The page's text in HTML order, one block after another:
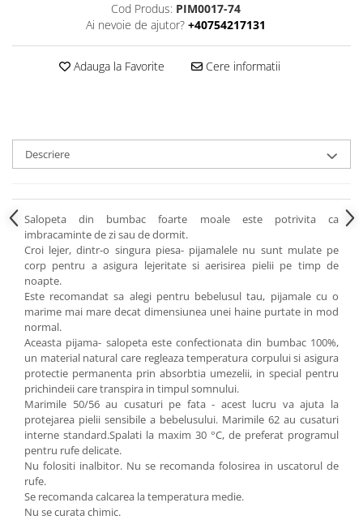
Cod Produs: PIM0017-74
Ai nevoie de ajutor? +40754217131
Adauga la Favorite Cere informatii
Descriere
Salopeta din bumbac foarte moale este potrivita ca
imbracaminte de zi sau de dormit.
Croi lejer, dintr-o singura piesa- pijamalele nu sunt mulate pe
corp pentru a asigura lejeritate si aerisirea pielii pe timp de
noapte.
Este recomandat sa alegi pentru bebelusul tau, pijamale cu o
marime mai mare decat dimensiunea unei haine purtate in mod
normal.
Aceasta pijama- salopeta este confectionata din bumbac 100%,
un material natural care regleaza temperatura corpului si asigura
protectie permanenta prin absorbtia umezelii, in special pentru
prichindeii care transpira in timpul somnului.
Marimile 50/56 au cusaturi pe fata - acest lucru va ajuta la
protejarea pielii sensibile a bebelusului. Marimile 62 au cusaturi
interne standard.Spalati la maxim 30 °C, de preferat programul
pentru rufe delicate.
Nu folositi inalbitor. Nu se recomanda folosirea in uscatorul de
rufe.
Se recomanda calcarea la temperatura medie.
Nu se curata chimic.